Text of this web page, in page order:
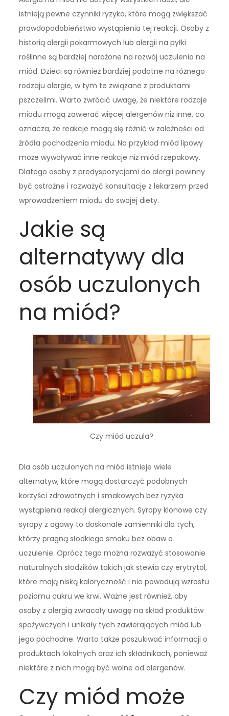
istnieją pewne czynniki ryzyka, które mogą zwiększać
prawdopodobieństwo wystąpienia tej reakcji. Osoby z
historią alergii pokarmowych lub alergii na pyłki
roślinne są bardziej narażone na rozwój uczulenia na
miód. Dzieci są również bardziej podatne na różnego
rodzaju alergie, w tym te związane z produktami
pszczelimi. Warto zwrócić uwagę, że niektóre rodzaje
miodu mogą zawierać więcej alergenów niż inne, co
oznacza, że reakcje mogą się różnić w zależności od
źródła pochodzenia miodu. Na przykład miód lipowy
może wywoływać inne reakcje niż miód rzepakowy.
Dlatego osoby z predyspozycjami do alergii powinny
być ostrożne i rozważyć konsultację z lekarzem przed
wprowadzeniem miodu do swojej diety.
Jakie są
alternatywy dla
osób uczulonych
na miód?
Czy miód uczula?
Dla osób uczulonych na miód istnieje wiele
alternatyw, które mogą dostarczyć podobnych
korzyści zdrowotnych i smakowych bez ryzyka
wystąpienia reakcji alergicznych. Syropy klonowe czy
syropy z agawy to doskonałe zamienniki dla tych,
którzy pragną słodkiego smaku bez obaw o
uczulenie. Oprócz tego można rozważyć stosowanie
naturalnych słodzików takich jak stewia czy erytrytol,
które mają niską kaloryczność i nie powodują wzrostu
poziomu cukru we krwi. Ważne jest również, aby
osoby z alergią zwracały uwagę na skład produktów
spożywczych i unikały tych zawierających miód lub
jego pochodne. Warto także poszukiwać informacji o
produktach lokalnych oraz ich składnikach, ponieważ
niektóre z nich mogą być wolne od alergenów.
Czy miód może